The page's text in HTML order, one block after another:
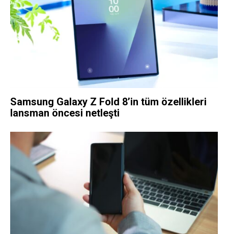
Samsung Galaxy Z Fold 8’in tüm özellikleri
lansman öncesi netleşti